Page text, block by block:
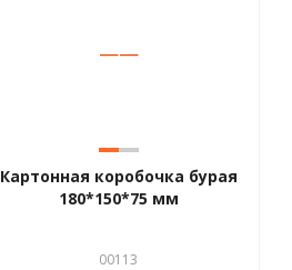
——
Картонная коробочка бурая
180*150*75 мм
00113